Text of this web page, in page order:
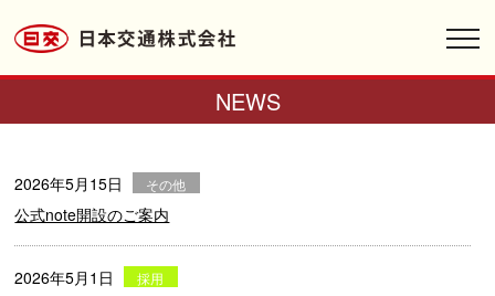
NEWS
2026年5月15日 その他
公式note開設のご案内
2026年5月1日 採用